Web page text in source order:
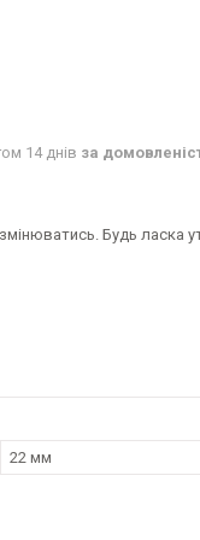
14 днів за
Будь ласка
22 мм